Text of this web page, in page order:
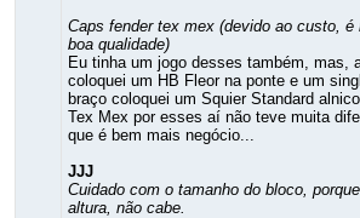
Caps fender tex mex (devido ao custo,
boa qualidade)
Eu tinha um jogo desses também, mas,
coloquei um HB Fleor na ponte e um
braço coloquei um Squier Standard
Tex Mex por esses aí não teve muita
que é bem mais negócio...
JJJ
Cuidado com o tamanho do bloco,
altura, não cabe.